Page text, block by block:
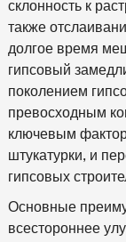
склонность к
также
долгое время
гипсовый
поколением
превосходным
ключевым
штукатурки, и
гипсовых
Основные
всестороннее